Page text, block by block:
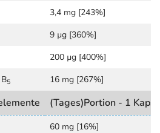
die Nährstoffe gut aufnehmen.
Oberfläche können Soft-
Unternehmens
3,4 mg [243%]
9 µg [360%]
200 µg [400%]
5 16 mg [267%]
(Tages)Portion - 1
60 mg [16%]